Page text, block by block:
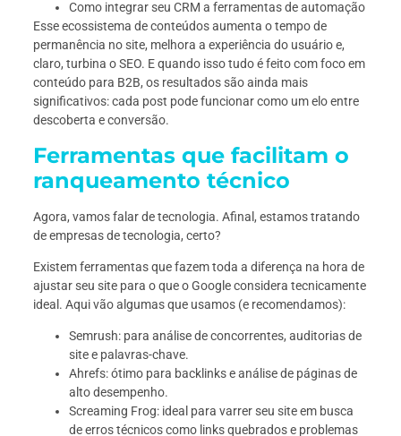
Como integrar seu CRM a ferramentas de automação
Esse ecossistema de conteúdos aumenta o tempo de
permanência no site, melhora a experiência do usuário e,
claro, turbina o SEO. E quando isso tudo é feito com foco em
conteúdo para B2B, os resultados são ainda mais
significativos: cada post pode funcionar como um elo entre
descoberta e conversão.
Ferramentas que facilitam o
ranqueamento técnico
Agora, vamos falar de tecnologia. Afinal, estamos tratando
de empresas de tecnologia, certo?
Existem ferramentas que fazem toda a diferença na hora de
ajustar seu site para o que o Google considera tecnicamente
ideal. Aqui vão algumas que usamos (e recomendamos):
Semrush: para análise de concorrentes, auditorias de
site e palavras-chave.
Ahrefs: ótimo para backlinks e análise de páginas de
alto desempenho.
Screaming Frog: ideal para varrer seu site em busca
de erros técnicos como links quebrados e problemas